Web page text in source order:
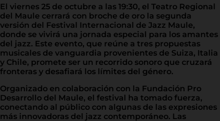
El viernes 25 de octubre a las 19:30, el Teatro Regional
del Maule cerrará con broche de oro la segunda
versión del Festival Internacional de Jazz Maule,
donde se vivirá una jornada especial para los amantes
del jazz. Este evento, que reúne a tres propuestas
musicales de vanguardia provenientes de Suiza, Italia
y Chile, promete ser un recorrido sonoro que cruzará
fronteras y desafiará los límites del género.
Organizado en colaboración con la Fundación Pro
Desarrollo del Maule, el festival ha tomado fuerza,
conectando al público con algunas de las expresiones
más innovadoras del jazz contemporáneo. Las